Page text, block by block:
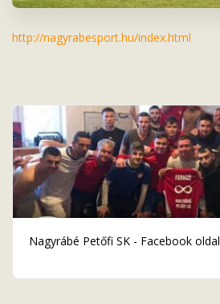
http://nagyrabesport.hu/index.html
Nagyrábé Petőfi SK - Facebook oldal